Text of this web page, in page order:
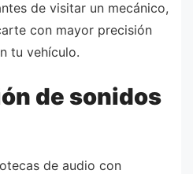
de visitar un mecánico,
con mayor precisión
tu vehículo.
de sonidos
de audio con